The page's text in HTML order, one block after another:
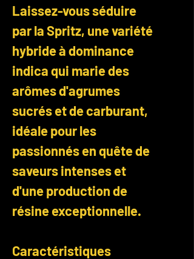
Laissez-vous séduire
par la Spritz, une variété
hybride à dominance
indica qui marie des
arômes d'agrumes
sucrés et de carburant,
idéale pour les
passionnés en quête de
saveurs intenses et
d'une production de
résine exceptionnelle.
Caractéristiques